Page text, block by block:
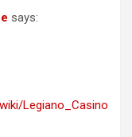
says:
Legiano_Casino